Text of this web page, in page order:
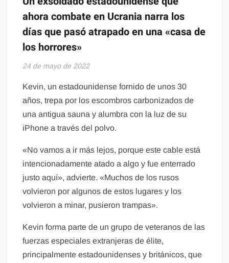
ahora combate en Ucrania narra los
días que pasó atrapado en una «casa de
los horrores»
24 de mayo de 2022
Kevin, un estadounidense fornido de unos 30
años, trepa por los escombros carbonizados de
una antigua sauna y alumbra con la luz de su
iPhone a través del polvo.
«No vamos a ir más lejos, porque este cable está
intencionadamente atado a algo y fue enterrado
justo aquí», advierte. «Muchos de los rusos
volvieron por algunos de estos lugares y los
volvieron a minar, pusieron trampas».
Kevin forma parte de un grupo de veteranos de las
fuerzas especiales extranjeras de élite,
principalmente estadounidenses y británicos, que